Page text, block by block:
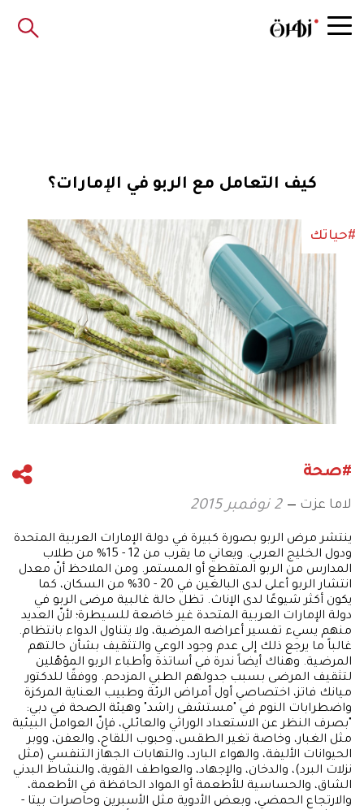
كيف التعامل مع الربو في الإمارات؟
#حياتك
#صحة
لاما عزت 2 نوفمبر 2015
ينتشر مرض الربو بصورة كبيرة في دولة الإمارات العربية المتحدة
ودول الخليج العربي. ويعاني ما يقرب من 12 - 15% من طلاب
المدارس من الربو المتقطع أو المستمر. ومن الملاحظ أنّ معدل
انتشار الربو أعلى لدى البالغين في 20 - 30% من السكان، كما
يكون أكثر شيوعًا لدى الإناث. تظل حالة غالبية مرضى الربو في
دولة الإمارات العربية المتحدة غير خاضعة للسيطرة؛ لأنّ العديد
منهم يسيء تفسير أعراضه المرضية، ولا يتناول الدواء بانتظام.
غالباً ما يرجع ذلك إلى عدم وجود الوعي والتثقيف بشأن حالتهم
المرضية. وهناك أيضاً ندرة في أساتذة وأطباء الربو المؤهّلين
لتثقيف المرضى بسبب جدولهم الطبي المزدحم. ووفقًا للدكتور
ميانك فاتز، اختصاصي أول أمراض الرئة وطبيب العناية المركزة
واضطرابات النوم في "مستشفى راشد" وهيئة الصحة في دبي:
"بصرف النظر عن الاستعداد الوراثي والعائلي، فإنّ العوامل البيئية
مثل الغبار، وخاصة تغير الطقس، وحبوب اللقاح، والعفن، ووبر
الحيوانات الأليفة، والهواء البارد، والتهابات الجهاز التنفسي (مثل
نزلات البرد)، والدخان، والإجهاد، والعواطف القوية، والنشاط البدني
الشاق، والحساسية للأطعمة أو المواد الحافظة في الأطعمة،
والارتجاع الحمضي، وبعض الأدوية مثل الأسبرين وحاصرات بيتا -